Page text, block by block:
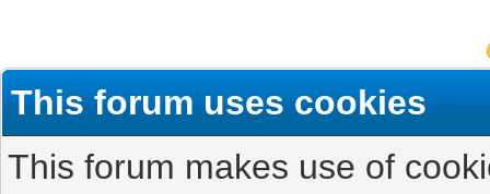
This forum uses cookies
This forum makes use of